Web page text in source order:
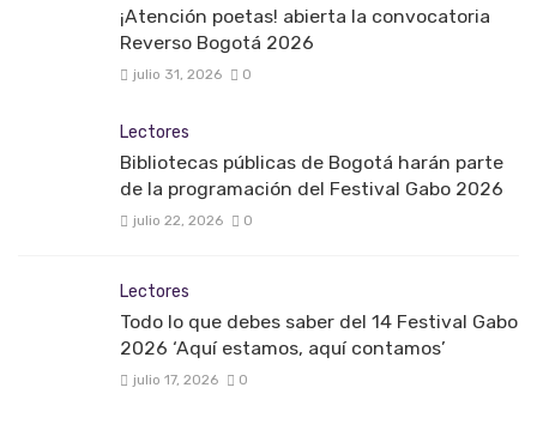
¡Atención poetas! abierta la convocatoria
Reverso Bogotá 2026
julio 31, 2026 0
Lectores
Bibliotecas públicas de Bogotá harán parte
de la programación del Festival Gabo 2026
julio 22, 2026 0
Lectores
Todo lo que debes saber del 14 Festival Gabo
2026 ‘Aquí estamos, aquí contamos’
julio 17, 2026 0